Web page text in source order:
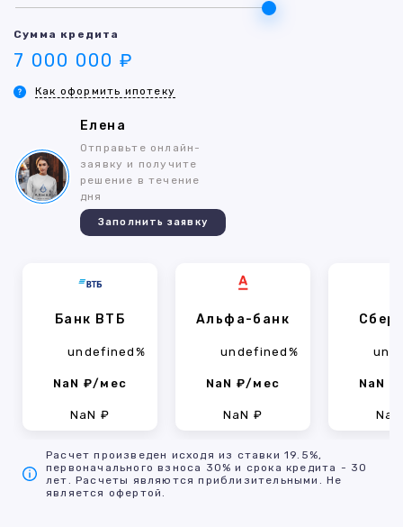
Сумма кредита
7 000 000 ₽
Как оформить ипотеку
Елена
Отправьте онлайн-
заявку и получите
решение в течение
дня
Заполнить заявку
Банк ВТБ
undefined%
NaN ₽/мес
NaN ₽
Альфа-банк
undefined%
NaN ₽/мес
NaN ₽
NaN
Расчет произведен исходя из ставки 19.5%,
первоначального взноса 30% и срока кредита - 30
лет. Расчеты являются приблизительными. Не
является офертой.